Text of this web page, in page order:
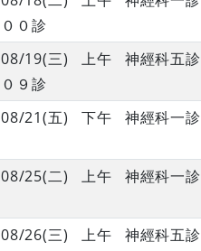
０診
08/19(三) 上午 神經科五
９診
08/21(五) 下午 神經科一
08/25(二) 上午 神經科一
08/26(三) 上午 神經科五